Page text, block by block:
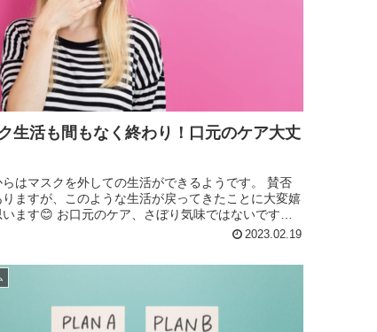
生活も間もなく終わり！口元のケア大丈
らはマスクを外しての生活ができるようです。 賛否
りますが、このような生活が戻ってきたことに大変嬉
ケア、さぼり気味ではないです
スクを外したら笑顔に自信がない、、なんてことが...
2023.02.19